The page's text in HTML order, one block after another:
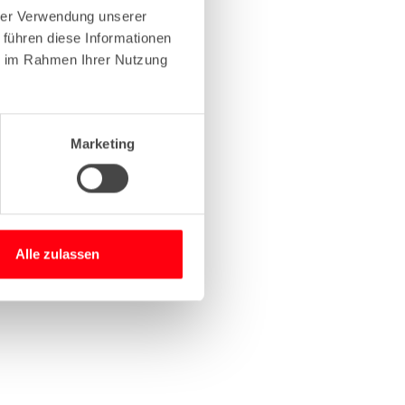
Verwendung unserer
diese Informationen
Rahmen Ihrer Nutzung
Marketing
Alle zulassen
information).